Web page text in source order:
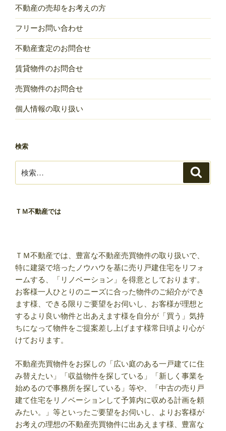
不動産の売却をお考えの方
フリーお問い合わせ
不動産査定のお問合せ
賃貸物件のお問合せ
売買物件のお問合せ
個人情報の取り扱い
検索
索:
ＴＭ不動産では
ＴＭ不動産では、豊富な不動産売買物件の取り扱いで、
特に建築で培ったノウハウを基に売り戸建住宅をリフォ
ームする、「リノベーション」を得意としております。
お客様一人ひとりのニーズに合った物件のご紹介ができ
ます様、できる限りご要望をお伺いし、お客様が理想と
するより良い物件と出あえます様を自分が「買う」気持
ちになって物件をご提案差し上げます様常日頃より心が
けております。
不動産売買物件をお探しの「広い庭のある一戸建てに住
み替えたい」「収益物件を探している」「新しく事業を
始めるので事務所を探している」等や、「中古の売り戸
建て住宅をリノベーションして予算内に収める計画を頼
みたい。」等といったご要望をお伺いし、よりお客様が
お考えの理想の不動産売買物件に出あえます様、豊富な